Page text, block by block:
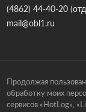
(4862) 44-40-20
mail@obl1.ru
Продолжая
обработку моих
сервисов «HotLog»,